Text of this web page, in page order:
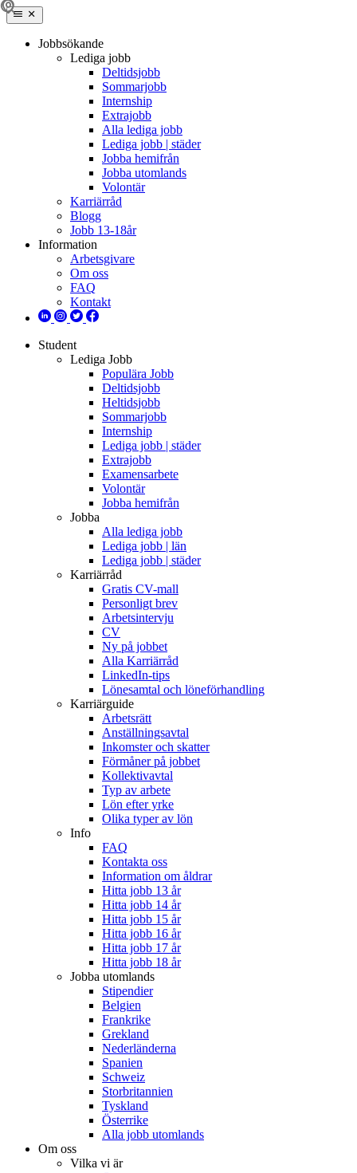
Jobbsökande
Lediga jobb
Deltidsjobb
Sommarjobb
Internship
Extrajobb
Alla lediga jobb
Lediga jobb | städer
Jobba hemifrån
Jobba utomlands
Volontär
Karriärråd
Blogg
Jobb 13-18år
Information
Arbetsgivare
Om oss
FAQ
Kontakt
Student
Lediga Jobb
Populära Jobb
Deltidsjobb
Heltidsjobb
Sommarjobb
Internship
Lediga jobb | städer
Extrajobb
Examensarbete
Volontär
Jobba hemifrån
Jobba
Alla lediga jobb
Lediga jobb | län
Lediga jobb | städer
Karriärråd
Gratis CV-mall
Personligt brev
Arbetsintervju
CV
Ny på jobbet
Alla Karriärråd
LinkedIn-tips
Lönesamtal och löneförhandling
Karriärguide
Arbetsrätt
Anställningsavtal
Inkomster och skatter
Förmåner på jobbet
Kollektivavtal
Typ av arbete
Lön efter yrke
Olika typer av lön
Info
FAQ
Kontakta oss
Information om åldrar
Hitta jobb 13 år
Hitta jobb 14 år
Hitta jobb 15 år
Hitta jobb 16 år
Hitta jobb 17 år
Hitta jobb 18 år
Jobba utomlands
Stipendier
Belgien
Frankrike
Grekland
Nederländerna
Spanien
Schweiz
Storbritannien
Tyskland
Österrike
Alla jobb utomlands
Om oss
Vilka vi är